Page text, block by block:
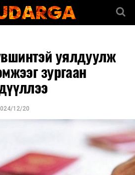
уялдуулж
зургаан
12/20